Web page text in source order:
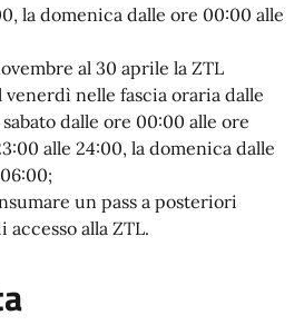
la domenica dalle ore 00:00 alle
al 30 aprile la ZTL
nelle fascia oraria dalle
dalle ore 00:00 alle ore
alle 24:00, la domenica dalle
un pass a posteriori
alla ZTL.